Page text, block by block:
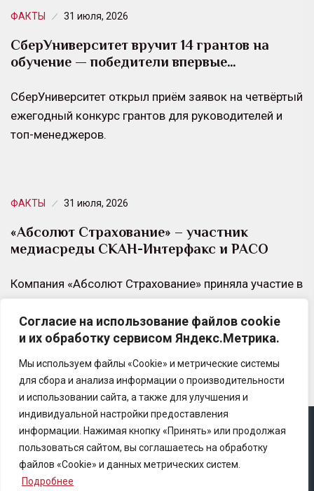
Согласие на использование файлов cookie
и их обработку сервисом Яндекс.Метрика.
Мы используем файлы «Cookie» и метрические системы
для сбора и анализа информации о производительности
и использовании сайта, а также для улучшения и
индивидуальной настройки предоставления
информации. Нажимая кнопку «Принять» или продолжая
пользоваться сайтом, вы соглашаетесь на обработку
файлов «Cookie» и данных метрических систем.
Подробнее
ФАКТЫ 31 июля, 2026
СберУниверситет вручит 14 грантов на
обучение — победители впервые…
СберУниверситет открыл приём заявок на четвёртый
ежегодный конкурс грантов для руководителей и
топ-менеджеров.
ФАКТЫ 31 июля, 2026
«Абсолют Страхование» – участник
медиасреды СКАН-Интерфакс и РАСО
Компания «Абсолют Страхование» приняла участие в
экспертной дискуссии «Стоит ли экономить на PR в
период турбулентности?», организованной СКАН-
Интерфакс при поддержке Российской…
Copyright © 2025 Ассоциация «Некоммерческого
партнерство содействия развитию страхового рынка
«Центр страховой безопасности»